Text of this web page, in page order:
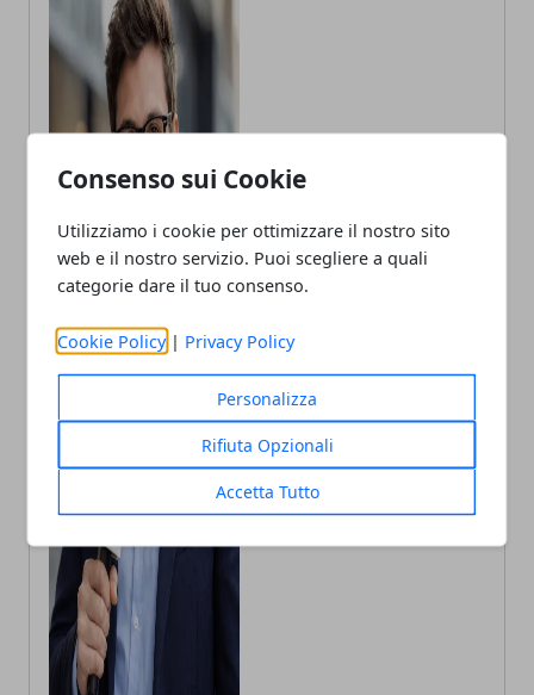
Consenso sui Cookie
Utilizziamo i cookie per ottimizzare il nostro sito
web e il nostro servizio. Puoi scegliere a quali
categorie dare il tuo consenso.
Cookie Policy | Privacy Policy
Personalizza
Rifiuta Opzionali
Accetta Tutto
Andrea Bianchi
Autore di articoli di attualità, casa e
tech porto in Italia le ultime novità.